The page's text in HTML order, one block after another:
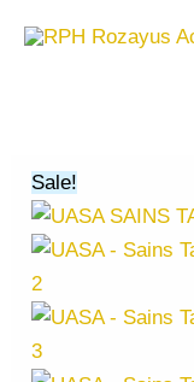
Sale!
Tahun
6
2025/2026
(Set
1C)
quantity